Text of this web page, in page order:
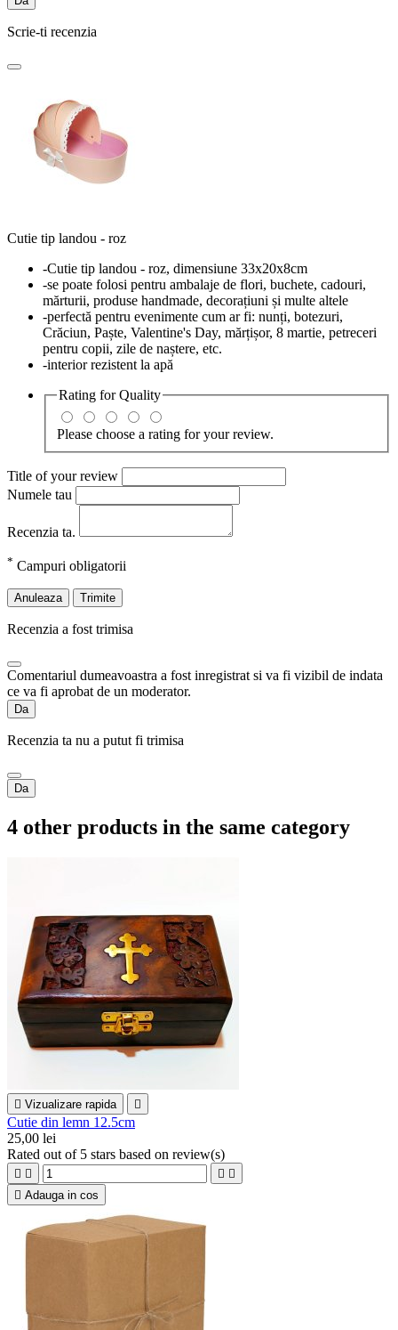
Scrie-ti recenzia
Cutie tip landou - roz
-Cutie tip landou - roz, dimensiune 33x20x8cm
-se poate folosi pentru ambalaje de flori, buchete, cadouri,
mărturii, produse handmade, decorațiuni și multe altele
-perfectă pentru evenimente cum ar fi: nunți, botezuri,
Crăciun, Paște, Valentine's Day, mărțișor, 8 martie, petreceri
pentru copii, zile de naștere, etc.
-interior rezistent la apă
Rating forQuality
Please choose a rating for your review.
Title of your review
Numele tau
Recenzia ta.
* Campuri obligatorii
Anuleaza Trimite
Recenzia a fost trimisa
Comentariul dumeavoastra a fost inregistrat si va fi vizibil de indata
ce va fi aprobat de un moderator.
Da
Recenzia ta nu a putut fi trimisa
Da
4 other products in the same category
 Vizualizare rapida 
Cutie din lemn 12.5cm
25,00 lei
Rated out of 5 stars based on review(s)
   
 Adauga in cos